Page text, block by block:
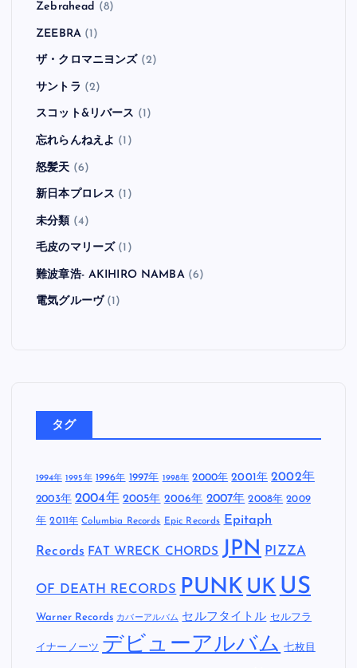
Zebrahead (8)
ZEEBRA(1)
ザ・クロマニヨンズ (2)
サントラ (2)
スコット&リバース (1)
忘れらんねえよ (1)
怒髪天 (6)
新日本プロレス (1)
未分類 (4)
毛皮のマリーズ (1)
難波章浩- AKIHIRO NAMBA(6)
電気グルーヴ(1)
タグ
1994年 1995年 1996年 1997年 1998年 2000年 2001年 2002年
2003年 2004年 2005年 2006年 2007年 2008年 2009
年 2011年 Columbia Records Epic Records Epitaph
Records FAT WRECK CHORDS JPN PIZZA
OF DEATH RECORDS PUNK UK US
Warner Records カバーアルバム セルフタイトル セルフラ
イナーノーツ デビューアルバム 七枚目